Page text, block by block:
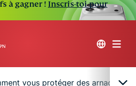
à gagner ! Inscris-toi pour
vous protéger des arnaque